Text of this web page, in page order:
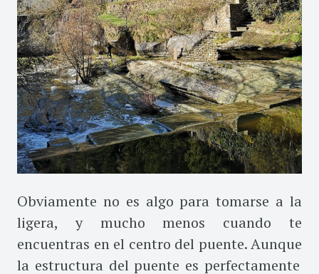
Obviamente no es algo para tomarse a la
ligera, y mucho menos cuando te
encuentras en el centro del puente. Aunque
la estructura del puente es perfectamente